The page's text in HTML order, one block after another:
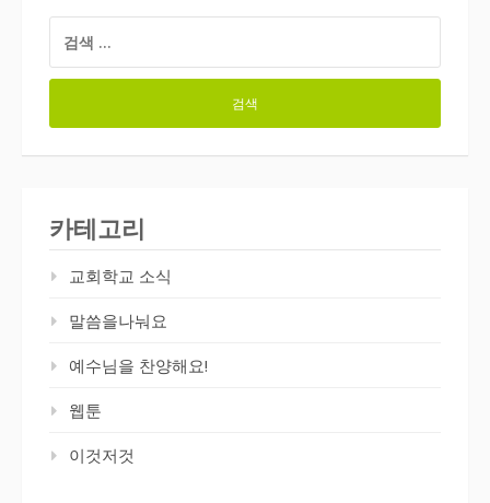
색:
카테고리
교회학교 소식
말씀을나눠요
예수님을 찬양해요!
웹툰
이것저것